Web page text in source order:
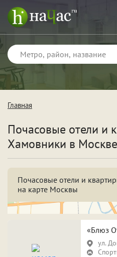
Тип
Квартиры
Поспать и отдохнуть
Главная
Почасовые отели и
Хамовники в Москве
Почасовые отели и
на карте Москвы
«Блюз
ул.